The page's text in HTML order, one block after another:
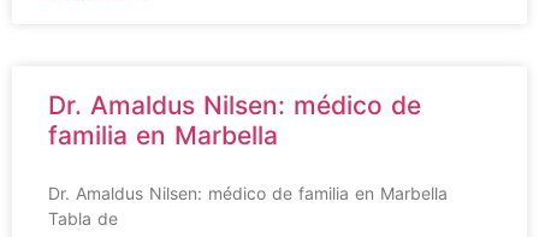
Dr. Amaldus Nilsen: médico de
familia en Marbella
Dr. Amaldus Nilsen: médico de familia en Marbella
Tabla de